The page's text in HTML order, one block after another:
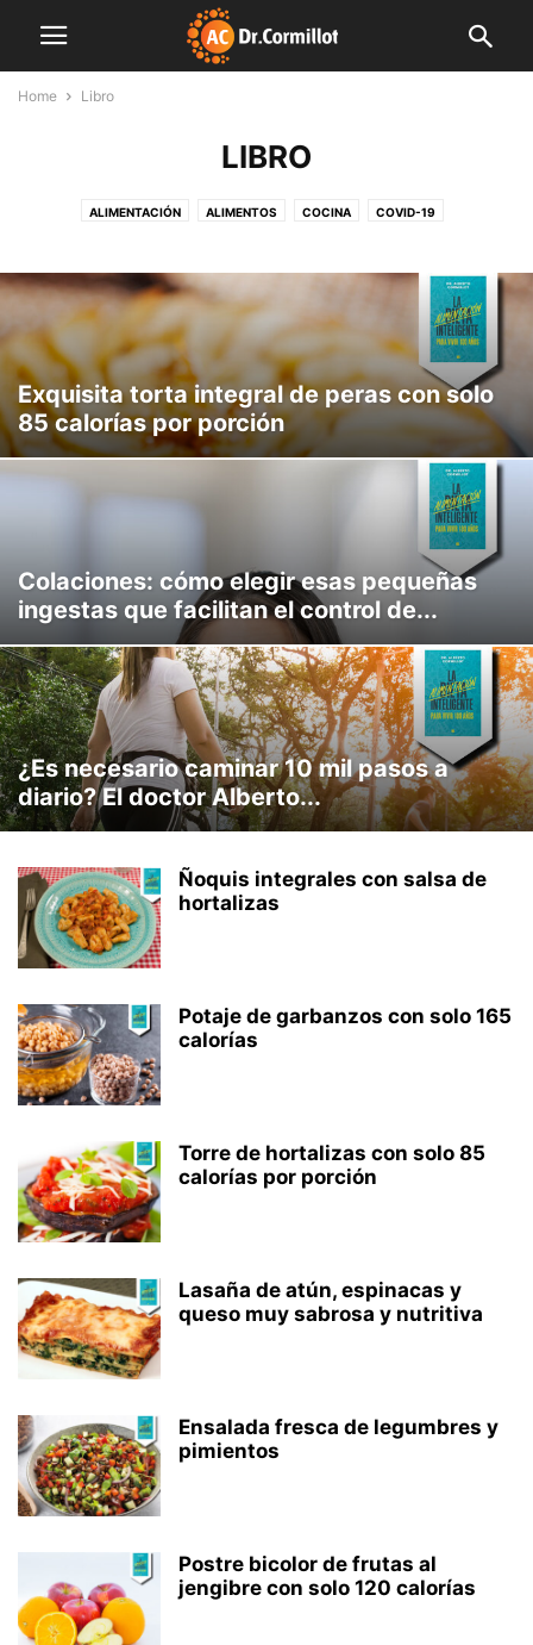
Home Libro
LIBRO
ALIMENTACIÓN ALIMENTOS COCINA COVID-19
FARMACIA FINDE LIGHT FITNESS INDUSTRIA INNOVACIÓN
INSTITUCIONES LIBRO MENTE SANA MUNDO CORMILLOT
NOTAS DE INTERÉS NUTRICIÓN NUTROPEDIA PLAN SEMANAL
PREVENCIÓN PRODUCCIÓN SALUD SIN CATEGORÍA VIDEO
Exquisita torta integral de peras con solo
85 calorías por porción
Colaciones: cómo elegir esas pequeñas
ingestas que facilitan el control de...
¿Es necesario caminar 10 mil pasos a
diario? El doctor Alberto...
Ñoquis integrales con salsa de
hortalizas
Potaje de garbanzos con solo 165
calorías
Torre de hortalizas con solo 85
calorías por porción
Lasaña de atún, espinacas y
queso muy sabrosa y nutritiva
Ensalada fresca de legumbres y
pimientos
Postre bicolor de frutas al
jengibre con solo 120 calorías